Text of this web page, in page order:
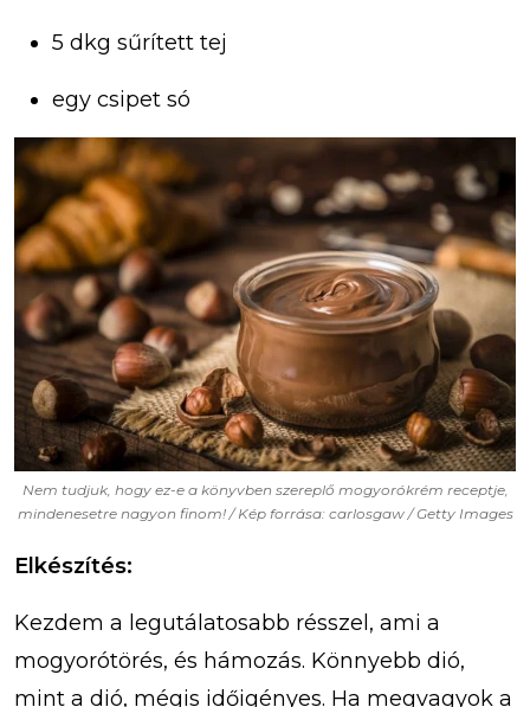
5 dkg sűrített tej
egy csipet só
Nem tudjuk, hogy ez-e a könyvben szereplő mogyorókrém receptje,
mindenesetre nagyon finom! / Kép forrása: carlosgaw / Getty Images
Elkészítés:
Kezdem a legutálatosabb résszel, ami a
mogyorótörés, és hámozás. Könnyebb dió,
mint a dió, mégis időigényes. Ha megvagyok a